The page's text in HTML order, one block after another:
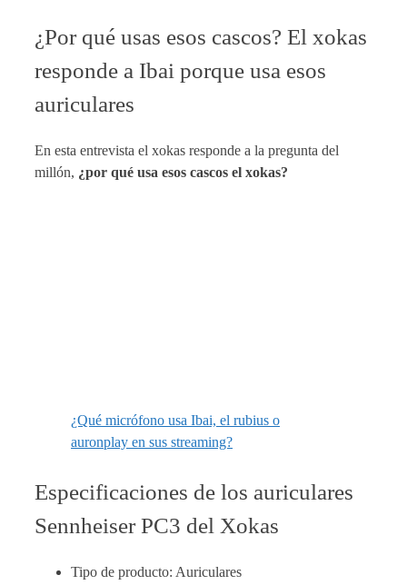
¿Por qué usas esos cascos? El xokas
responde a Ibai porque usa esos
auriculares
En esta entrevista el xokas responde a la pregunta del
millón, ¿por qué usa esos cascos el xokas?
¿Qué micrófono usa Ibai, el rubius o
auronplay en sus streaming?
Especificaciones de los auriculares
Sennheiser PC3 del Xokas
Tipo de producto: Auriculares